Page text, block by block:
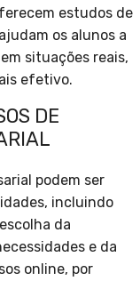
estudos de
os alunos a
situações reais,
efetivo.
DE
podem ser
incluindo
da
e da
online, por